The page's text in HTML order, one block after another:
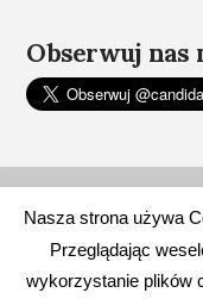
Obserwuj
DEKORACJE
BUTONIERKI
Nasza strona używa
Przeglądając
wykorzystanie plików